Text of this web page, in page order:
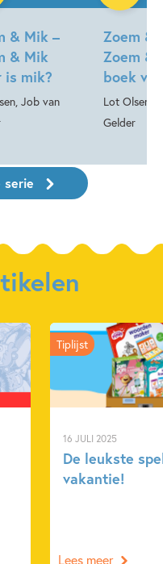
& Mik –
& Mik
is mik?
Job van
Zoem &
Zoem &
boek
Lot Olsen,
Gelder
serie
16 JULI 2025
De leukste
vakantie!
Tiplijst
Lees meer